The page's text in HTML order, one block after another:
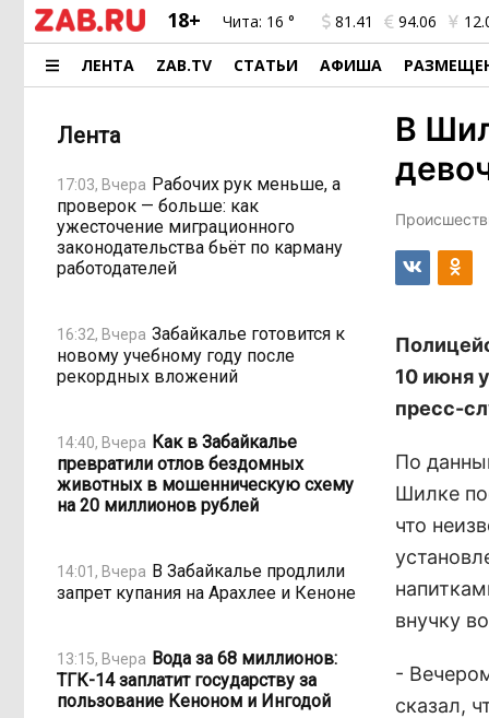
18+ Чита: 16 ° 81.41 94.06
ЛЕНТА ZAB.TV СТАТЬИ АФИША
Лента
17:03, Вчера Рабочих рук меньше, а
проверок — больше: как
ужесточение миграционного
законодательства бьёт по карману
работодателей
16:32, Вчера Забайкалье готовится к
новому учебному году после
рекордных вложений
14:40, Вчера Как в Забайкалье
превратили отлов бездомных
животных в мошенническую схему
на 20 миллионов рублей
14:01, Вчера В Забайкалье продлили
запрет купания на Арахлее и Кеноне
13:15, Вчера Вода за 68 миллионов:
ТГК-14 заплатит государству за
пользование Кеноном и Ингодой
В
10 июня
пресс-
По
Шилке
что
внучку
-
сказал,